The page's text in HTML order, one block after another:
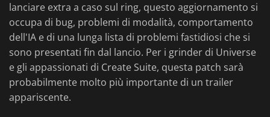
lanciare extra a caso sul ring, questo aggiornamento si
occupa di bug, problemi di modalità, comportamento
dell'IA e di una lunga lista di problemi fastidiosi che si
sono presentati fin dal lancio. Per i grinder di Universe
e gli appassionati di Create Suite, questa patch sarà
probabilmente molto più importante di un trailer
appariscente.